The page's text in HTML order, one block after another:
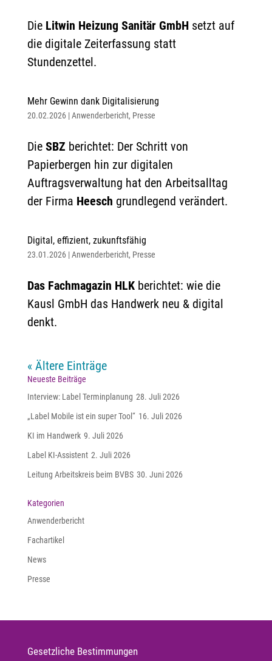
Die Litwin Heizung Sanitär GmbHsetzt auf
die digitale Zeiterfassung statt
Stundenzettel.
Mehr Gewinn dank Digitalisierung
20.02.2026|Anwenderbericht, Presse
Die SBZ berichtet: Der Schritt von
Papierbergen hin zur digitalen
Auftragsverwaltung hat den Arbeitsalltag
der Firma Heesch grundlegend verändert.
Digital, effizient, zukunftsfähig
23.01.2026|Anwenderbericht, Presse
Das Fachmagazin HLKberichtet: wie die
Kausl GmbH das Handwerk neu & digital
denkt.
« Ältere Einträge
Neueste Beiträge
Interview: Label Terminplanung 28. Juli 2026
„Label Mobile ist ein super Tool“ 16. Juli 2026
KI im Handwerk 9. Juli 2026
Label KI-Assistent 2. Juli 2026
Leitung Arbeitskreis beim BVBS 30. Juni 2026
Kategorien
Anwenderbericht
Fachartikel
News
Presse
Gesetzliche Bestimmungen